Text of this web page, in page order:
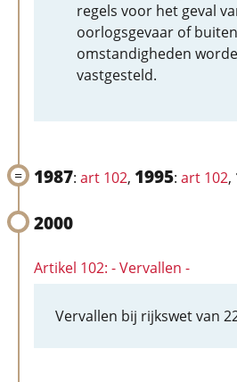
regels voor het geval
oorlogsgevaar of
omstandigheden
vastgesteld.
1987: art 102, 1995: art 102,
2000
Artikel 102: - Vervallen -
Vervallen bij rijkswet van